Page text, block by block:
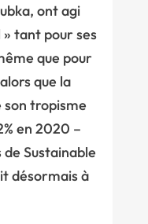
ont agi
tant pour ses
que pour
que la
son tropisme
en 2020 –
Sustainable
désormais à